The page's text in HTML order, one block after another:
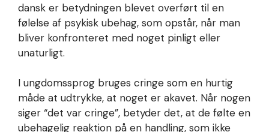
dansk er betydningen blevet overført til en
følelse af psykisk ubehag, som opstår, når man
bliver konfronteret med noget pinligt eller
unaturligt.
I ungdomssprog bruges cringe som en hurtig
måde at udtrykke, at noget er akavet. Når nogen
siger “det var cringe”, betyder det, at de følte en
ubehagelig reaktion på en handling, som ikke